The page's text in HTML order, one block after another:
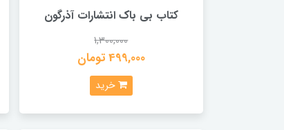
کتاب بی باک انتشارات آذرگون
1,300,000
499,000 تومان
خرید